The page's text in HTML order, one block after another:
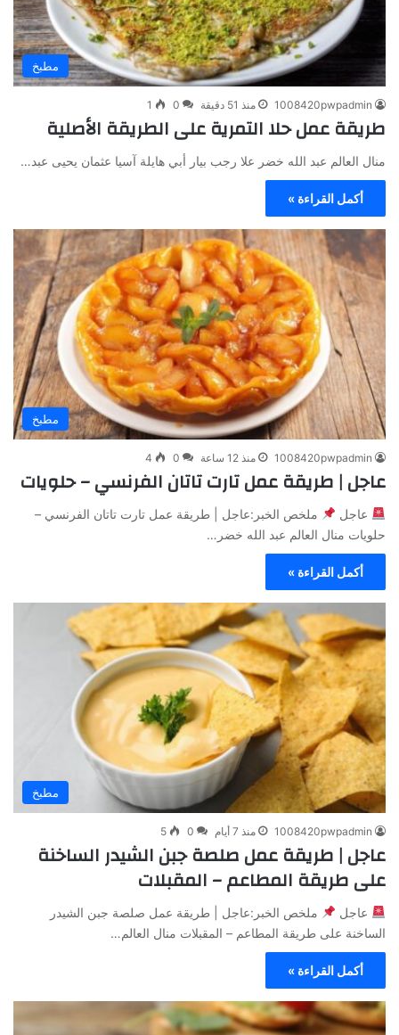
مطبخ
1008420pwpadmin منذ 51 دقيقة 0
1
طريقة عمل حلا التمرية على الطريقة الأصلية
منال العالم عبد الله خضر علا رجب بيار أبي هايلة آسيا عثمان يحيى عبد…
أكمل القراءة »
مطبخ
1008420pwpadmin منذ 12 ساعة 0
4
عاجل | طريقة عمل تارت تاتان الفرنسي – حلويات
عاجل
ملخص الخبر:عاجل | طريقة عمل تارت تاتان الفرنسي –
حلويات منال العالم عبد الله خضر…
أكمل القراءة »
مطبخ
1008420pwpadmin منذ 7 أيام 0
5
عاجل | طريقة عمل صلصة جبن الشيدر الساخنة
على طريقة المطاعم – المقبلات
عاجل
ملخص الخبر:عاجل | طريقة عمل صلصة جبن الشيدر
الساخنة على طريقة المطاعم – المقبلات منال العالم…
أكمل القراءة »